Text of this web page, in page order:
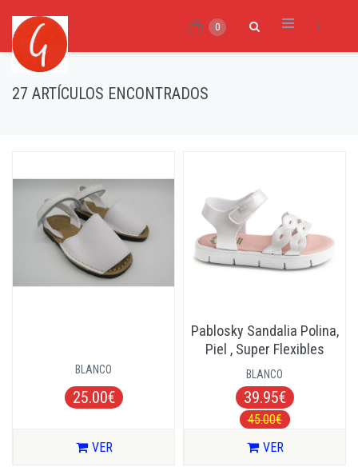
0
27 ARTÍCULOS ENCONTRADOS
BLANCO
25.00€
VER
Pablosky Sandalia Polina,
Piel , Super Flexibles
BLANCO
39.95€
45.00€
VER